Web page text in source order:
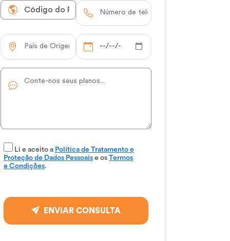
Li e aceito a Política de Tratamento e
Proteção de Dados Pessoais e os Termos
e Condições.
ENVIAR CONSULTA